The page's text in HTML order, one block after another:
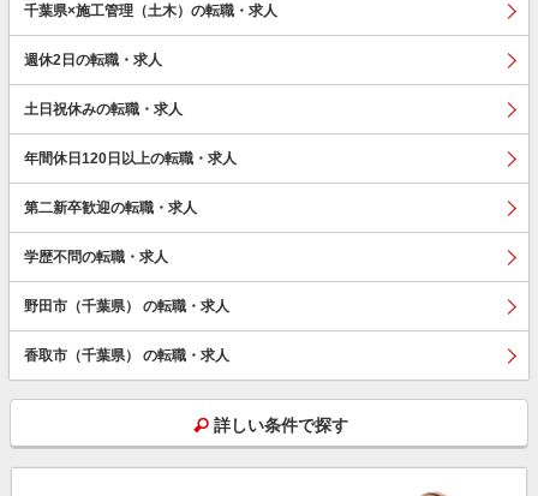
千葉県×施工管理（土木）の転職・求人
週休2日の転職・求人
土日祝休みの転職・求人
年間休日120日以上の転職・求人
第二新卒歓迎の転職・求人
学歴不問の転職・求人
野田市（千葉県） の転職・求人
香取市（千葉県） の転職・求人
詳しい条件で探す